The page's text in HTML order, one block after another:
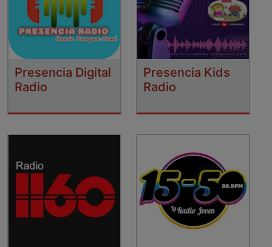
Presencia Digital
Radio
Presencia Kids
Radio